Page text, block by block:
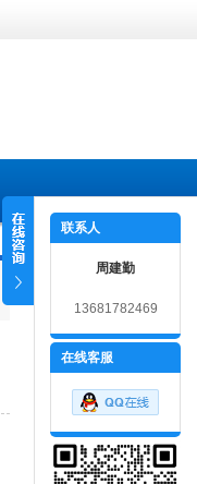
联系人
周建勤
13681782469
在线客服